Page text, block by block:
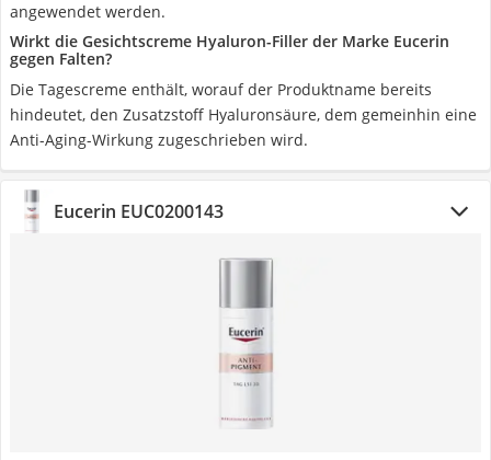
angewendet werden.
Wirkt die Gesichtscreme Hyaluron-Filler der Marke Eucerin
gegen Falten?
Die Tagescreme enthält, worauf der Produktname bereits
hindeutet, den Zusatzstoff Hyaluronsäure, dem gemeinhin eine
Anti-Aging-Wirkung zugeschrieben wird.
Eucerin EUC0200143